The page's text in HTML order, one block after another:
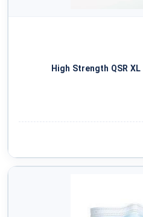
High Strength QSR